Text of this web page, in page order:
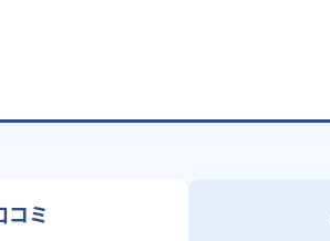
コミ